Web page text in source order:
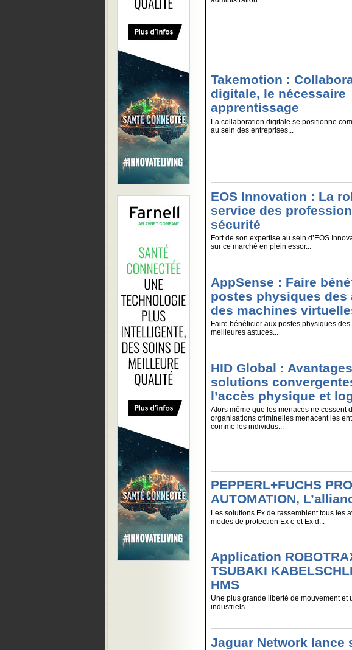
Takemotion :
digitale, le nécessaire
apprentissage
La collaboration digitale se positionne
au sein des entreprises...
EOS Innovation : La
service des
sécurité
Fort de son expertise au sein d’EOS
sur ce marché en plein essor...
AppSense : Faire
postes physiques des
des machines
Faire bénéficier aux postes physiques
meilleures astuces...
HID Global :
solutions
l’accès physique et
Alors même que les menaces ne cessent
organisations criminelles menacent les
comme les individus...
PEPPERL+FUCHS
AUTOMATION,
Les solutions Ex de rassemblent tous les
modes de protection Ex e et Ex d...
Application
TSUBAKI
HMS
Une plus grande liberté de mouvement
industriels...
Jaguar Network lance